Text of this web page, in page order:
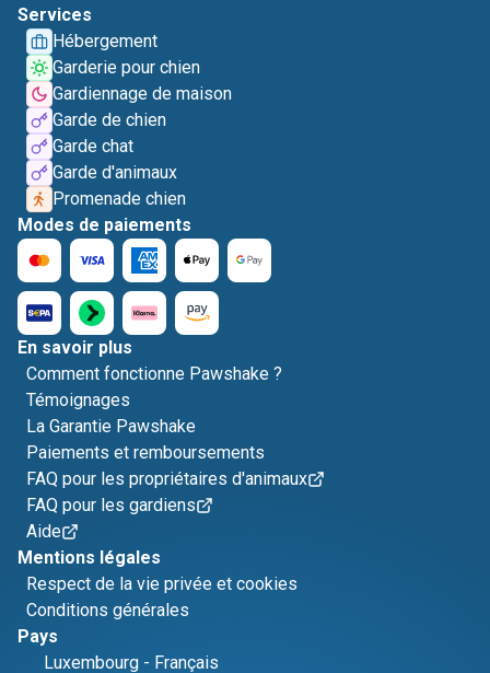
Services
Hébergement
Garderie pour chien
Gardiennage de maison
Garde de chien
Garde chat
Garde d'animaux
Promenade chien
Modes de paiements
En savoir plus
Comment fonctionne Pawshake ?
Témoignages
La Garantie Pawshake
Paiements et remboursements
FAQ pour les propriétaires d'animaux
FAQ pour les gardiens
Aide
Mentions légales
Respect de la vie privée et cookies
Conditions générales
Pays
Luxembourg - Français